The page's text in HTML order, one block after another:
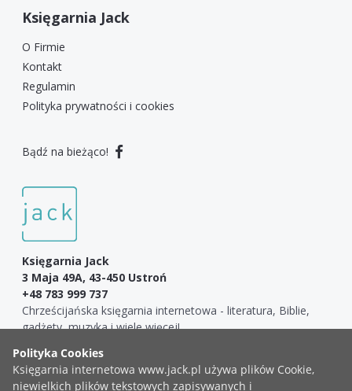
Księgarnia Jack
O Firmie
Kontakt
Regulamin
Polityka prywatności i cookies
Bądź na bieżąco!
Księgarnia Jack
3 Maja 49A, 43-450 Ustroń
+48 783 999 737
Chrześcijańska księgarnia internetowa - literatura, Biblie,
gadżety, muzyka i wiele więcej!